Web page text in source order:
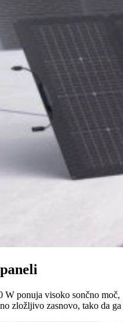
W ponuja visoko sončno moč,
zložljivo zasnovo, tako da ga